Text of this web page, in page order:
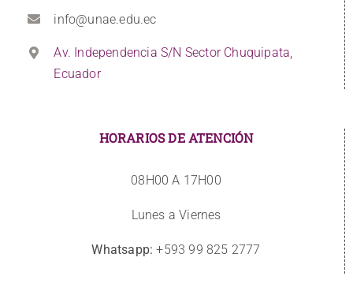
info@unae.edu.ec
Av. Independencia S/N Sector Chuquipata,
Ecuador
HORARIOS DE ATENCIÓN
08H00 A 17H00
Lunes a Viernes
Whatsapp: +593 99 825 2777